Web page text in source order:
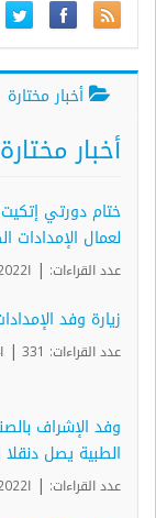
أخبار مختارة
أخبار مختارة
ختام دورتي إتكيت
لعمال الإمدادات
عدد القراءات: | ا2022-09-22 09:10:00
زيارة وفد
عدد القراءات: 331 | ا2014-06-17 14:19:38
وفد الإشراف
الطبية يصل
عدد القراءات: | ا2022-11-13 01:00:00